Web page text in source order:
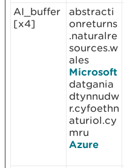
AI_buffer
[x4]
abstracti
onreturns
.naturalre
sources.w
ales
Microsoft
datgania
dtynnudw
r.cyfoethn
aturiol.cy
mru
Azure